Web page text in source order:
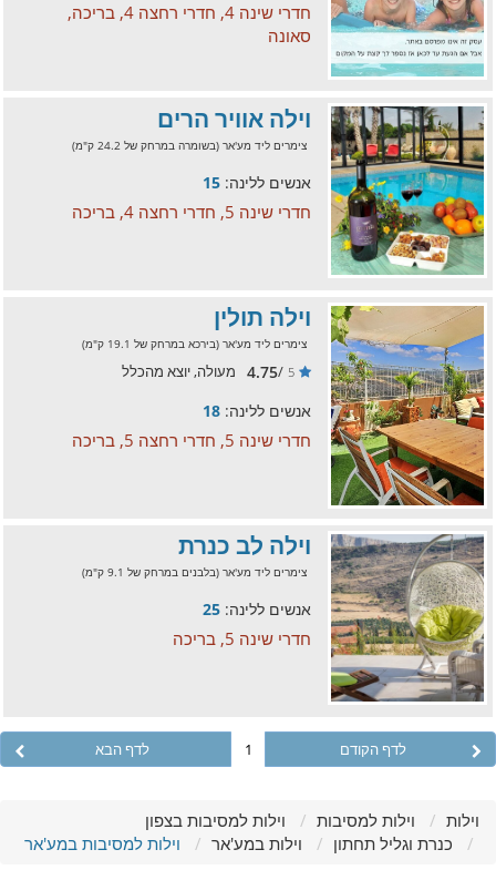
חדרי שינה 4, חדרי רחצה 4, בריכה,
סאונה
וילה אוויר הרים
צימרים ליד מע'אר (בשומרה במרחק של 24.2 ק"מ)
אנשים ללינה: 15
חדרי שינה 5, חדרי רחצה 4, בריכה
וילה תולין
צימרים ליד מע'אר (בירכא במרחק של 19.1 ק"מ)
5
/
4.75 מעולה, יוצא מהכלל
אנשים ללינה: 18
חדרי שינה 5, חדרי רחצה 5, בריכה
וילה לב כנרת
צימרים ליד מע'אר (בלבנים במרחק של 9.1 ק"מ)
אנשים ללינה: 25
חדרי שינה 5, בריכה
לדף הקודם 1 לדף הבא
וילות וילות למסיבות
וילות למסיבות בצפון
כנרת וגליל תחתון
וילות במע'אר וילות למסיבות במע'אר